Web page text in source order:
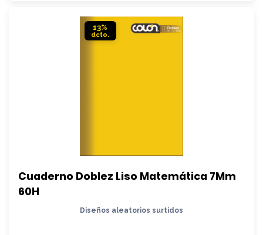
$590.
13%
Cuaderno Doblez Liso Matemática 7Mm
60H
Diseños aleatorios surtidos